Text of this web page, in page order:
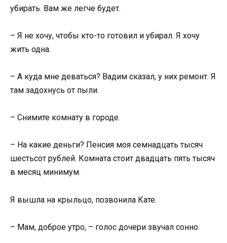
убирать. Вам же легче будет.
– Я не хочу, чтобы кто-то готовил и убирал. Я хочу
жить одна.
– А куда мне деваться? Вадим сказал, у них ремонт. Я
там задохнусь от пыли.
– Снимите комнату в городе.
– На какие деньги? Пенсия моя семнадцать тысяч
шестьсот рублей. Комната стоит двадцать пять тысяч
в месяц минимум.
Я вышла на крыльцо, позвонила Кате.
– Мам, доброе утро, – голос дочери звучал сонно.